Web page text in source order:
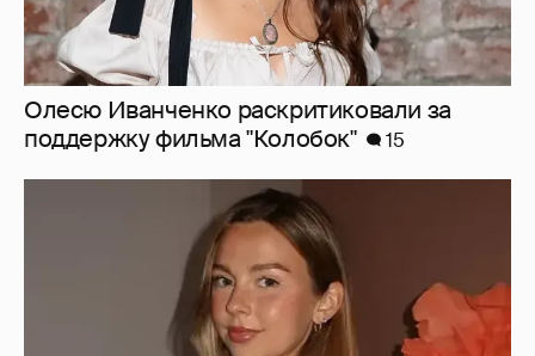
Умерла 26-летняя инфлюенсерша Сидни
Тоул, которую обвиняли в том, что её рак
"ненастоящий"
7